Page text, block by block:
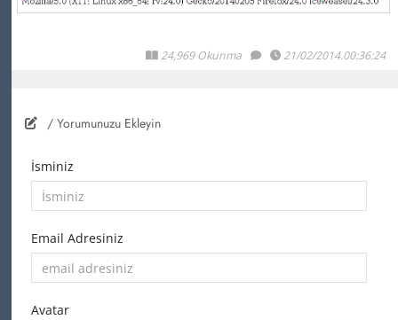
24,969 Okunma 21/02/2014.00:36:24
/ Yorumunuzu Ekleyin
İsminiz
Email Adresiniz
Avatar